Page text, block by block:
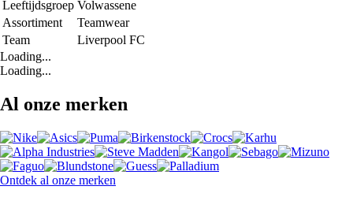
Leeftijdsgroep Volwassene
Assortiment
Teamwear
Team
Liverpool FC
Loading...
Loading...
Al onze merken
Ontdek al onze merken